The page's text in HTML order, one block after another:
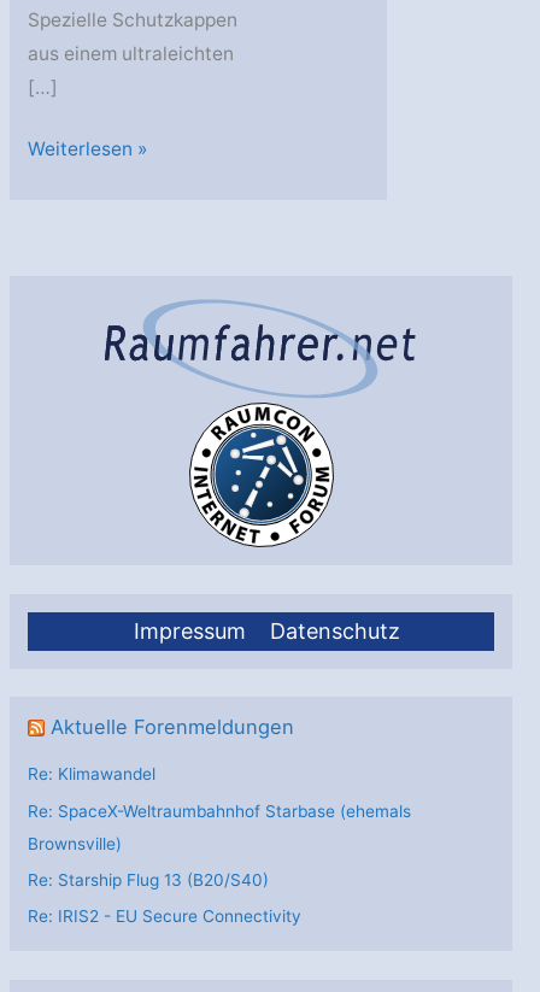
Impressum Datenschutz
Aktuelle Forenmeldungen
Re: Klimawandel
Re: SpaceX-Weltraumbahnhof Starbase (ehemals
Brownsville)
Re: Starship Flug 13 (B20/S40)
Re: IRIS2 - EU Secure Connectivity
Spezielle Schutzkappen
aus einem ultraleichten
[…]
CAU:
störungsfreie
Kommunikation
Weiterlesen »